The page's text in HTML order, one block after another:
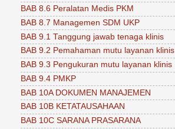
BAB 8.6 Peralatan Medis PKM
BAB 8.7 Managemen SDM UKP
BAB 9.1 Tanggung jawab tenaga klinis
BAB 9.2 Pemahaman mutu layanan klinis
BAB 9.3 Pengukuran mutu layanan klinis
BAB 9.4 PMKP
BAB 10A DOKUMEN MANAJEMEN
BAB 10B KETATAUSAHAAN
BAB 10C SARANA PRASARANA